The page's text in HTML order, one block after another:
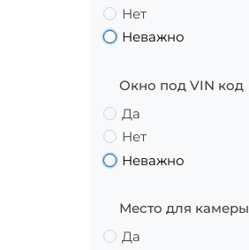
Нет
Неважно
Окно под VIN код
Да
Нет
Неважно
Место для камеры
Да